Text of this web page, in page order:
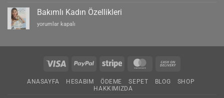
için
Banyo
Lifi
için
Bakımlı Kadın Özellikleri
Bakımlı
yorumlar kapalı
Visa PayPal Stripe MasterCard
Delivery
ANASAYFA HESABIM ÖDEME SEPET BLOG
SHOP
HAKKIMIZDA